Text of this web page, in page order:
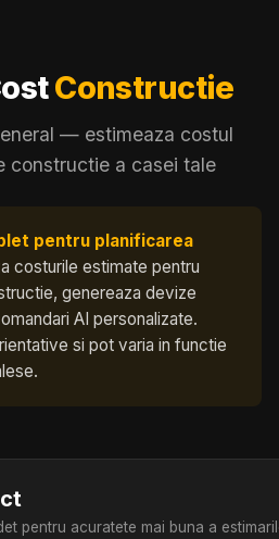
Constructie
— estimeaza costul
constructie a casei tale
pentru planificarea
costurile estimate pentru
genereaza devize
AI personalizate.
si pot varia in functie
pentru acuratete mai buna a